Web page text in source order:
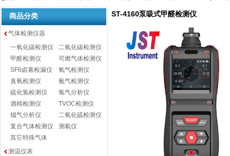
商品分类
气体检测仪器
一氧化碳检测仪
二氧化碳检测仪
甲醛检测仪
可燃气体检测仪
SF6卤素检漏仪
氧气检测仪
臭氧检测仪
氨气检测仪
硫化氢检测仪
氢气分析仪
酒精检测仪
TVOC检测仪
烟气分析仪
二氧化硫检测仪
复合气体检测仪
测氡仪
其它特殊气体
测温仪表
ST-4160泵吸式甲醛检测仪